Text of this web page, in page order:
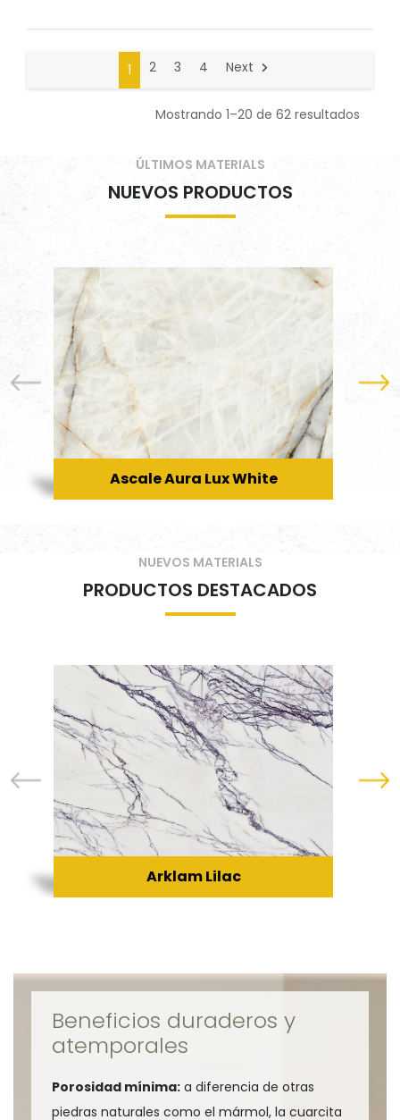
1 2 3 4 Next
Mostrando 1–20 de 62 resultados
ÚLTIMOS MATERIALS
NUEVOS PRODUCTOS
Ascale Aura Lux White
NUEVOS MATERIALS
PRODUCTOS DESTACADOS
Arklam Lilac
Beneficios duraderos y
atemporales
Porosidad mínima:a diferencia de otras
piedras naturales como el mármol, la cuarcita